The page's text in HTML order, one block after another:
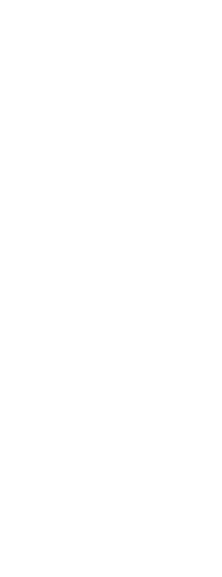
bienfaits pour les
se muscler convenablement et
réguliers, il sera
voulus. Il est possible de
nécessaire. Les femmes ne
pour elles, sous forme de
Internet, sur des sites comme
: que faut-il savoir avant
des BCAA ?
ou après, le corps actionne
transmettre des informations à